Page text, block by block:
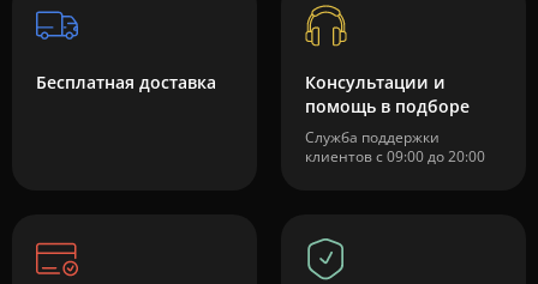
Бесплатная доставка
Консультации и
помощь в подборе
Служба поддержки
клиентов с 09:00 до 20:00